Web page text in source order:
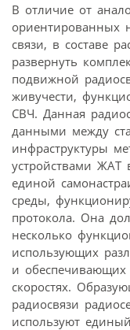
В отличие от
ориентированных
связи, в составе
развернуть
подвижной
живучести,
СВЧ. Данная
данными между
инфраструктуры
устройствами ЖАТ
единой
среды,
протокола. Она
несколько
использующих
и
скоростях.
радиосвязи
используют